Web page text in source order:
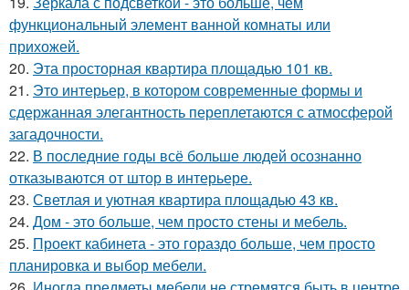
функциональный элемент ванной комнаты или
прихожей.
20. Эта просторная квартира площадью 101 кв.
21. Это интерьер, в котором современные формы и
сдержанная элегантность переплетаются с атмосферой
загадочности.
22. В последние годы всё больше людей осознанно
отказываются от штор в интерьере.
23. Светлая и уютная квартира площадью 43 кв.
24. Дом - это больше, чем просто стены и мебель.
25. Проект кабинета - это гораздо больше, чем просто
планировка и выбор мебели.